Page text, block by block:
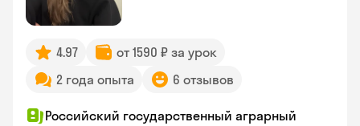
4.97
от 1590 ₽ за урок
2 года опыта
6 отзывов
Российский государственный аграрный